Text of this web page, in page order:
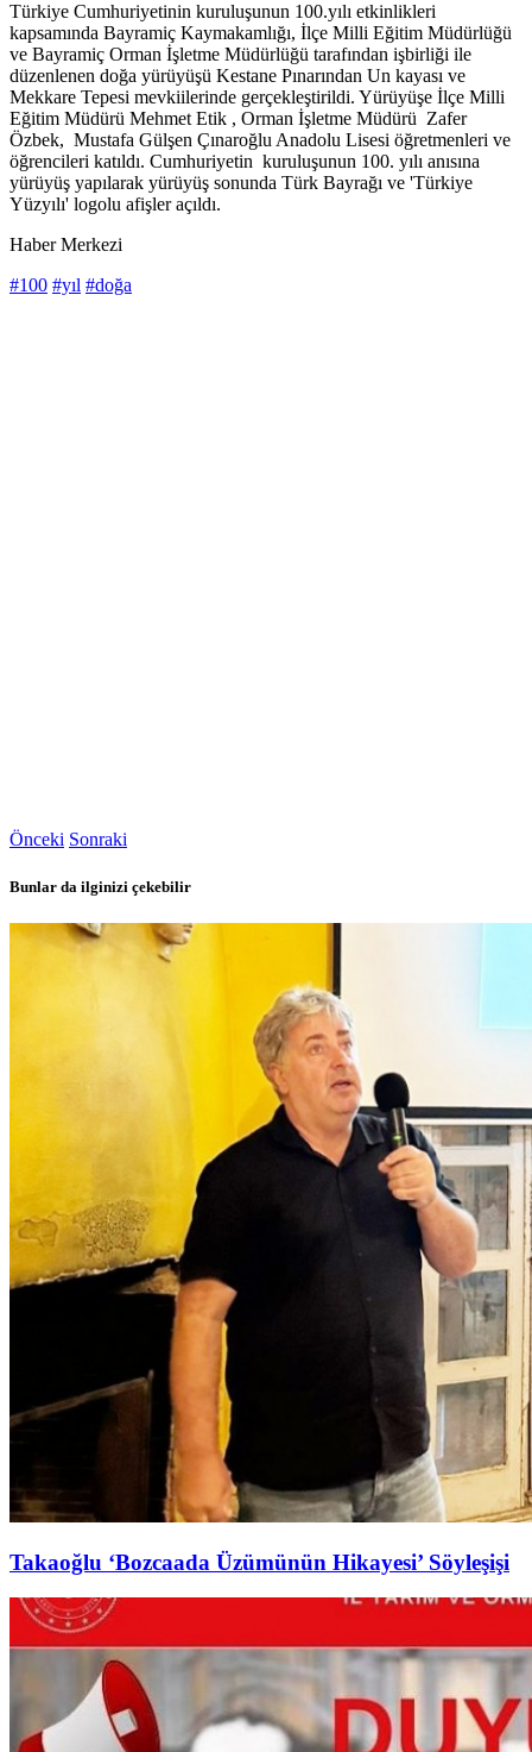
Türkiye Cumhuriyetinin kuruluşunun 100.yılı etkinlikleri
kapsamında Bayramiç Kaymakamlığı, İlçe Milli Eğitim Müdürlüğü
ve Bayramiç Orman İşletme Müdürlüğü tarafından işbirliği ile
düzenlenen doğa yürüyüşü Kestane Pınarından Un kayası ve
Mekkare Tepesi mevkiilerinde gerçekleştirildi. Yürüyüşe İlçe Milli
Eğitim Müdürü Mehmet Etik , Orman İşletme Müdürü Zafer
Özbek, Mustafa Gülşen Çınaroğlu Anadolu Lisesi öğretmenleri ve
öğrencileri katıldı. Cumhuriyetin kuruluşunun 100. yılı anısına
yürüyüş yapılarak yürüyüş sonunda Türk Bayrağı ve 'Türkiye
Yüzyılı' logolu afişler açıldı.
Haber Merkezi
#100 #yıl #doğa
Önceki Sonraki
Bunlar da ilginizi çekebilir
Takaoğlu ‘Bozcaada Üzümünün Hikayesi’ Söyleşişi